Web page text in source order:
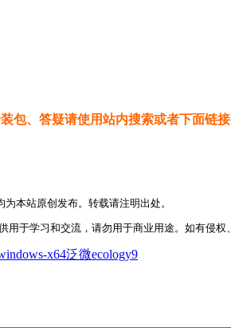
包、答疑请使用站内搜索或者下面链接
本站原创发布。转载请注明出处。
用于学习和交流，请勿用于商业用途。如有侵
x64泛微ecology9